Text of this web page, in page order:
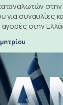
στην
για συναυλίες
στην